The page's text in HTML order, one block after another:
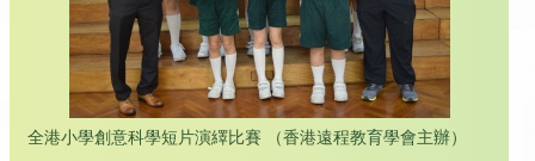
全港小學創意科學短片演繹比賽 （香港遠程教育學會主辦）